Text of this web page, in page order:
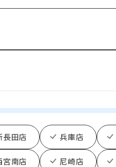
長田店 兵庫店
宮南店 尼崎店